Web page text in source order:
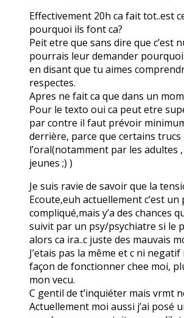
Effectivement 20h ca fait tot..est
pourquoi ils font ca?
Peit etre que sans dire que c’est
pourrais leur demander
en disant que tu aimes
respectes.
Apres ne fait ca que dans un
Pour le texto oui ca peut etre
par contre il faut prévoir
derrière, parce que certains trucs
l’oral(notamment par les adultes ,
jeunes ;) )
Je suis ravie de savoir que la
Ecoute,euh actuellement c’est un
compliqué,mais y’a des chances
suivit par un psy/psychiatre si le
alors ca ira..c juste des mauvais
J’etais pas la même et c ni
façon de fonctionner chee moi,
mon vecu.
C gentil de t’inquiéter mais vrmt
Actuellement moi aussi j’ai posé